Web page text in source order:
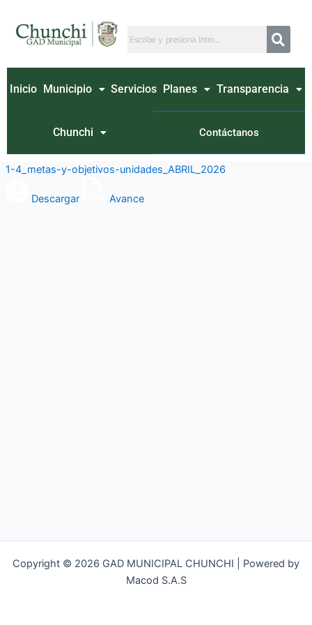
contenido
Inicio Municipio Servicios Planes Transparencia
Chunchi Contáctanos
1-4_metas-y-objetivos-unidades_ABRIL_2026
Descargar Avance
Copyright © 2026 GAD MUNICIPAL CHUNCHI | Powered by
Macod S.A.S